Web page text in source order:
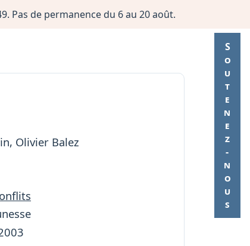
Pas de permanence du 6 au 20 août.
Soutenez-nous
Olivier Balez